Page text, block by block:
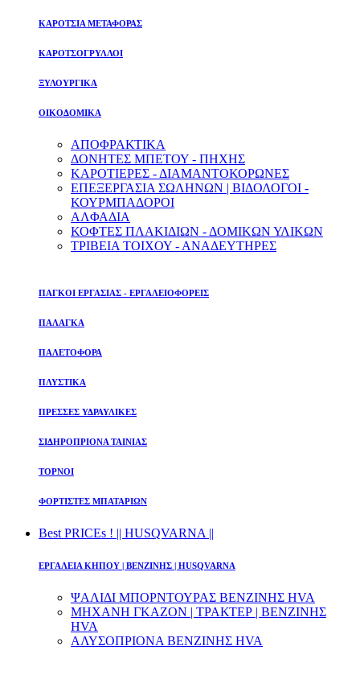
ΚΑΡΟΤΣΙΑ ΜΕΤΑΦΟΡΑΣ
ΚΑΡΟΤΣΟΓΡΥΛΛΟΙ
ΞΥΛΟΥΡΓΙΚΑ
ΟΙΚΟΔΟΜΙΚΑ
ΑΠΟΦΡΑΚΤΙΚΑ
ΔΟΝΗΤΕΣ ΜΠΕΤΟΥ - ΠΗΧΗΣ
ΚΑΡΟΤΙΕΡΕΣ - ΔΙΑΜΑΝΤΟΚΟΡΩΝΕΣ
ΕΠΕΞΕΡΓΑΣΙΑ ΣΩΛΗΝΩΝ | ΒΙΔΟΛΟΓΟΙ -
ΚΟΥΡΜΠΑΔΟΡΟΙ
ΑΛΦΑΔΙΑ
ΚΟΦΤΕΣ ΠΛΑΚΙΔΙΩΝ - ΔΟΜΙΚΩΝ ΥΛΙΚΩΝ
ΤΡΙΒΕΙΑ ΤΟΙΧΟΥ - ΑΝΑΔΕΥΤΗΡΕΣ
ΠΑΓΚΟΙ ΕΡΓΑΣΙΑΣ - ΕΡΓΑΛΕΙΟΦΟΡΕΙΣ
ΠΑΛΑΓΚΑ
ΠΑΛΕΤΟΦΟΡΑ
ΠΛΥΣΤΙΚΑ
ΠΡΕΣΣΕΣ ΥΔΡΑΥΛΙΚΕΣ
ΣΙΔΗΡΟΠΡΙΟΝΑ ΤΑΙΝΙΑΣ
ΤΟΡΝΟΙ
ΦΟΡΤΙΣΤΕΣ ΜΠΑΤΑΡΙΩΝ
Best PRICEs ! || HUSQVARNA ||
ΕΡΓΑΛΕΙΑ ΚΗΠΟΥ | ΒΕΝΖΙΝΗΣ | HUSQVARNA
ΨΑΛΙΔΙ ΜΠΟΡΝΤΟΥΡΑΣ ΒΕΝΖΙΝΗΣ HVA
ΜΗΧΑΝΗ ΓΚΑΖΟΝ | ΤΡΑΚΤΕΡ | ΒΕΝΖΙΝΗΣ
HVA
ΑΛΥΣΟΠΡΙΟΝΑ ΒΕΝΖΙΝΗΣ HVA